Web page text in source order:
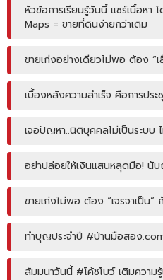
หัวข้อการเรียนรู้วันนี้ แชร์เนื้อหา โด
Maps = ขายที่ดินง่ายกว่าเดิม
ขายเก่งอย่างเดียวไม่พอ ต้อง “
เบื้องหลังความสำเร็จ คือการประ
เจอปัญหา..นิติบุคคลไม่เป็นระบบ
อย่าปล่อยให้เงินแสนหลุดมือ! นั
ขายเก่งไม่พอ ต้อง “เจรจาเป็น”
ทำบุญประจำปี #บ้านมือสอง
สัมมนาวันนี้ #โค้ชโบว์ เติมความรู้เรื่องโอ